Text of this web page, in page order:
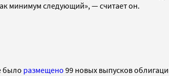
минимум следующий», — считает он.
было размещено 99 новых выпусков